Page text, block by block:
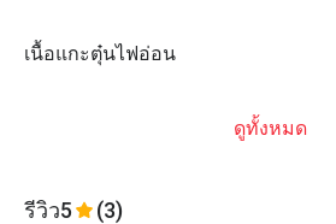
เนื้อแกะตุ๋นไฟอ่อน
ดูทั้งหมด
รีวิว5 (3)